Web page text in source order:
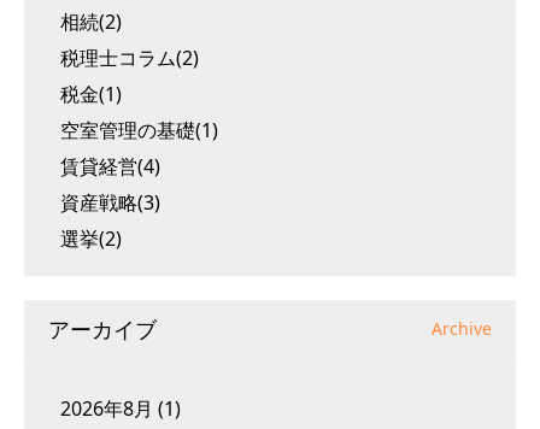
相続(2)
税理士コラム(2)
税金(1)
空室管理の基礎(1)
賃貸経営(4)
資産戦略(3)
選挙(2)
アーカイブ Archive
2026年8月 (1)